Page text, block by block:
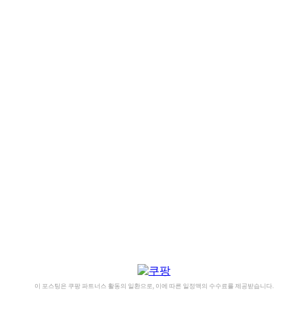
이 포스팅은 쿠팡 파트너스 활동의 일환으로, 이에 따른 일정액의 수수료를 제공받습니다.